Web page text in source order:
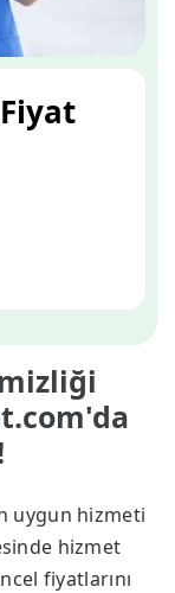
uygun hizmeti
hizmet
fiyatlarını